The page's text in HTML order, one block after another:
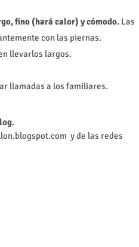
fino (hará calor) y cómodo. Las
con las piernas.
llevarlos largos.
llamadas a los familiares.
y de las redes